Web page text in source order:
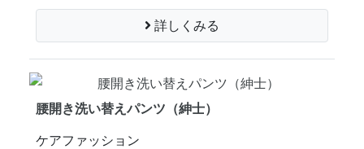
詳しくみる
腰開き洗い替えパンツ（紳士）
ケアファッション